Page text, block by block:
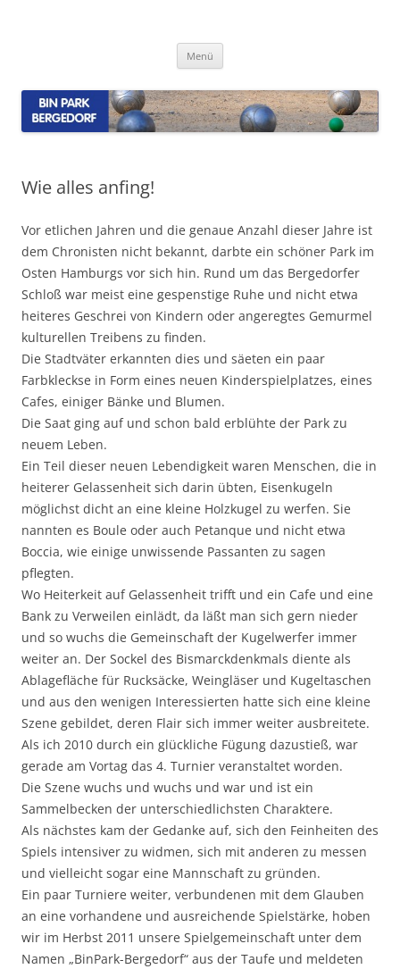
Menü
Wie alles anfing!
Vor etlichen Jahren und die genaue Anzahl dieser Jahre ist
dem Chronisten nicht bekannt, darbte ein schöner Park im
Osten Hamburgs vor sich hin. Rund um das Bergedorfer
Schloß war meist eine gespenstige Ruhe und nicht etwa
heiteres Geschrei von Kindern oder angeregtes Gemurmel
kulturellen Treibens zu finden.
Die Stadtväter erkannten dies und säeten ein paar
Farbkleckse in Form eines neuen Kinderspielplatzes, eines
Cafes, einiger Bänke und Blumen.
Die Saat ging auf und schon bald erblühte der Park zu
neuem Leben.
Ein Teil dieser neuen Lebendigkeit waren Menschen, die in
heiterer Gelassenheit sich darin übten, Eisenkugeln
möglichst dicht an eine kleine Holzkugel zu werfen. Sie
nannten es Boule oder auch Petanque und nicht etwa
Boccia, wie einige unwissende Passanten zu sagen
pflegten.
Wo Heiterkeit auf Gelassenheit trifft und ein Cafe und eine
Bank zu Verweilen einlädt, da läßt man sich gern nieder
und so wuchs die Gemeinschaft der Kugelwerfer immer
weiter an. Der Sockel des Bismarckdenkmals diente als
Ablagefläche für Rucksäcke, Weingläser und Kugeltaschen
und aus den wenigen Interessierten hatte sich eine kleine
Szene gebildet, deren Flair sich immer weiter ausbreitete.
Als ich 2010 durch ein glückliche Fügung dazustieß, war
gerade am Vortag das 4. Turnier veranstaltet worden.
Die Szene wuchs und wuchs und war und ist ein
Sammelbecken der unterschiedlichsten Charaktere.
Als nächstes kam der Gedanke auf, sich den Feinheiten des
Spiels intensiver zu widmen, sich mit anderen zu messen
und vielleicht sogar eine Mannschaft zu gründen.
Ein paar Turniere weiter, verbundenen mit dem Glauben
an eine vorhandene und ausreichende Spielstärke, hoben
wir im Herbst 2011 unsere Spielgemeinschaft unter dem
Namen „BinPark-Bergedorf“ aus der Taufe und meldeten